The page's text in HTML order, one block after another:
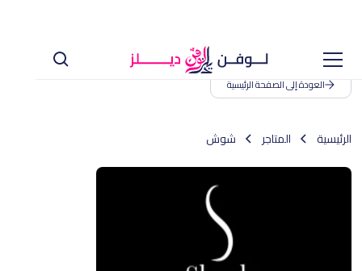
العودة إلى الصفحة الرئيسية
الرئيسية المتاجر شوش